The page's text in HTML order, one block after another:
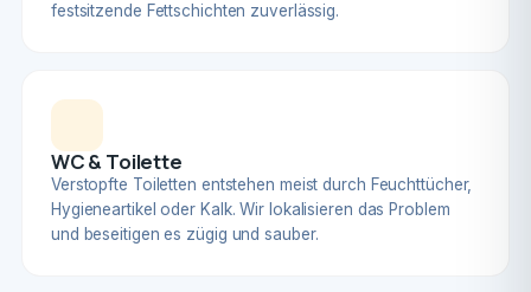
festsitzende Fettschichten zuverlässig.
WC & Toilette
Verstopfte Toiletten entstehen meist durch Feuchttücher,
Hygieneartikel oder Kalk. Wir lokalisieren das Problem
und beseitigen es zügig und sauber.